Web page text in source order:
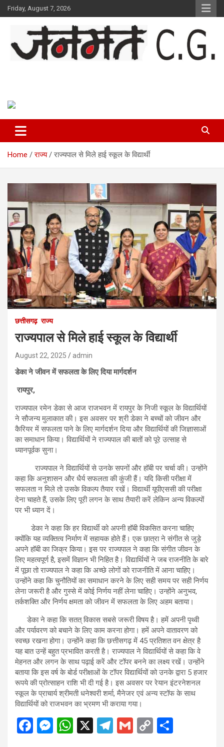
Skip
to
Friday, August 7, 2026
Home राज्य राज्यपाल से मिले हाई स्कूल के विद्यार्थी
छत्तीसगढ़ राज्य
राज्यपाल से मिले हाई स्कूल के विद्यार्थी
August 22, 2025 admin
डेका ने जीवन में सफलता के लिए दिया मार्गदर्शन
रायपुर,
राज्यपाल रमेन डेका से आज राजभवन में रायपुर के निजी स्कूल के विद्यार्थियों
ने सौजन्य मुलाकात की। इस अवसर पर श्री डेका ने बच्चों को जीवन और
कैरियर में सफलता पाने के लिए मार्गदर्शन दिया और विद्यार्थियों की जिज्ञासाओं
का समाधान किया। विद्यार्थियों ने राज्यपाल की बातों को पूरे उत्साह से
ध्यानपूर्वक सुना।
राज्यपाल ने विद्यार्थियों से उनके सपनों और हॉबी पर चर्चा की। उन्होंने
कहा कि अनुशासन और धैर्य सफलता की कुंजी हैं। यदि किसी परीक्षा में
सफलता न मिले तो उसके विकल्प तैयार रखें। विद्यार्थी यूपीएससी की परीक्षा
देना चाहते हैं, उसके लिए पूरी लगन के साथ तैयारी करें लेकिन अन्य विकल्पों
पर भी ध्यान दें।
डेका ने कहा कि हर विद्यार्थी को अपनी हॉबी विकसित करना चाहिए
क्योंकि यह व्यक्तित्व निर्माण में सहायक होते हैं। एक छात्रा ने संगीत से जुड़े
अपने हॉबी का जिक्र किया। इस पर राज्यपाल ने कहा कि संगीत जीवन के
लिए महत्वपूर्ण है, इसमें विज्ञान भी निहित है। विद्यार्थियों ने जब राजनीति के बारे
में पूछा तो राज्यपाल ने कहा कि अच्छे लोगों को राजनीति में आना चाहिए।
उन्होंने कहा कि चुनौतियों का समाधान करने के लिए सही समय पर सही निर्णय
लेना जरूरी है और गुस्से में कोई निर्णय नहीं लेना चाहिए। उन्होंने अनुभव,
तर्कशक्ति और निर्णय क्षमता को जीवन में सफलता के लिए अहम बताया।
डेका ने कहा कि सतत् विकास सबसे जरूरी विषय है। हमें अपनी पृथ्वी
और पर्यावरण को बचाने के लिए काम करना होगा। हमें अपने वातावरण को
स्वच्छ रखना होगा। उन्होंने कहा कि छत्तीसगढ़ में 45 प्रतिशत वन क्षेत्र है
यह बात उन्हें बहुत प्रभावित करती है। राज्यपाल ने विद्यार्थियों से कहा कि वे
मेहनत और लगन के साथ पढ़ाई करें और टॉपर बनने का लक्ष्य रखें। उन्होंने
बताया कि इस वर्ष के बोर्ड परीक्षाओं के टॉपर विद्यार्थियों को उनके द्वारा 5 हजार
रूपये की प्रोत्साहन राशि भी दी गई है। इस अवसर पर रेयान इंटरनेशनल
स्कूल के प्राचार्य श्रीमती धनेश्वरी शर्मा, मैनेजर एवं अन्य स्टॉफ के साथ
विद्यार्थियों को राजभवन का भ्रमण भी कराया गया।
F
M W X
T
G
C